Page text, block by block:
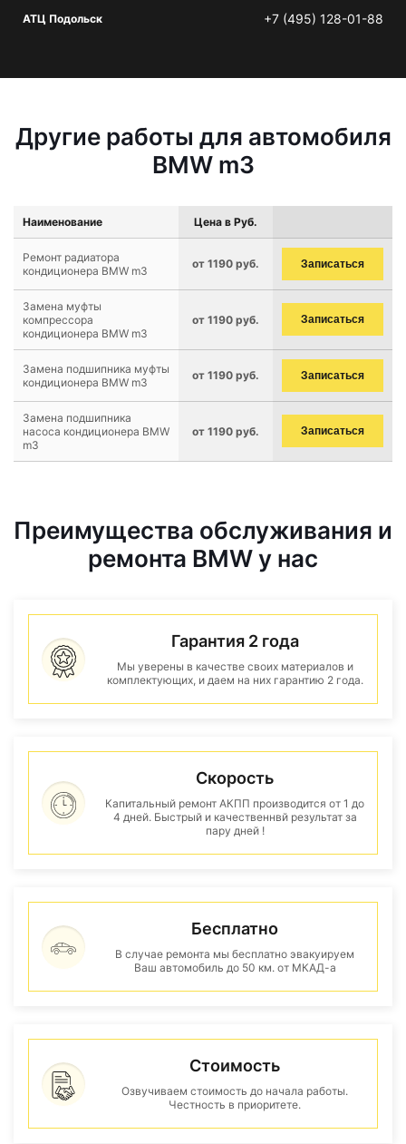
АТЦ Подольск +7 (495) 128-01-88
Другие работы для автомобиля
BMW m3
Наименование Цена в Руб.
Ремонт радиатора
кондиционера BMW m3
от 1190 руб. Записаться
Замена муфты
компрессора
кондиционера BMW m3
от 1190 руб. Записаться
Замена подшипника муфты
кондиционера BMW m3
от 1190 руб. Записаться
Замена подшипника
насоса кондиционера BMW
m3
от 1190 руб. Записаться
Преимущества обслуживания и
ремонта BMW у нас
Гарантия 2 года
Мы уверены в качестве своих материалов и
комплектующих, и даем на них гарантию 2 года.
Скорость
Капитальный ремонт АКПП производится от 1 до
4 дней. Быстрый и качественнвй результат за
пару дней !
Бесплатно
В случае ремонта мы бесплатно эвакуируем
Ваш автомобиль до 50 км. от МКАД-а
Стоимость
Озвучиваем стоимость до начала работы.
Честность в приоритете.